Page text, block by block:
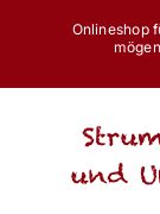
Onlineshop
mögen